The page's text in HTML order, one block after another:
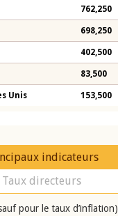
762,250
698,250
402,500
83,500
Unis 153,500
indicateurs
Taux directeurs
pour le taux d’inflation)